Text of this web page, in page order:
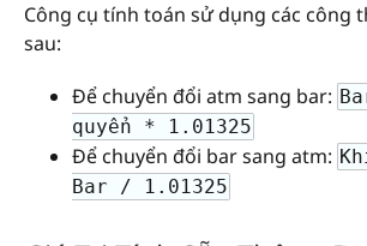
Công cụ tính toán sử dụng các công
sau:
Để chuyển đổi atm sang bar:
quyển * 1.01325
Để chuyển đổi bar sang atm:
Bar / 1.01325